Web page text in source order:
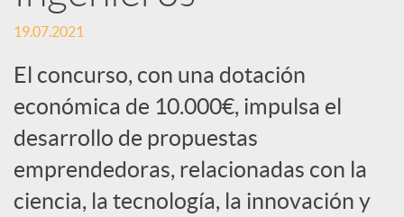
S
o
c
i
19.07.2021
El concurso, con una dotación
económica de 10.000€, impulsa el
desarrollo de propuestas
emprendedoras, relacionadas con la
ciencia, la tecnología, la innovación y